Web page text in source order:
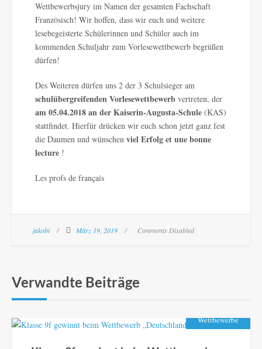
Wettbewerbsjury im Namen der gesamten Fachschaft
Französisch! Wir hoffen, dass wir euch und weitere
lesebegeisterte Schülerinnen und Schüler auch im
kommenden Schuljahr zum Vorlesewettbewerb begrüßen
dürfen!
Des Weiteren dürfen uns 2 der 3 Schulsieger am
schulübergreifenden Vorlesewettbewerb vertreten, der
am 05.04.2018 an der Kaiserin-Augusta-Schule (KAS)
stattfindet. Hierfür drücken wir euch schon jetzt ganz fest
die Daumen und wünschen viel Erfolg etune bonne
lecture !
Les profs de français
jakobi März 19, 2019 Comments Disabled
Verwandte Beiträge
Wettbewerbe